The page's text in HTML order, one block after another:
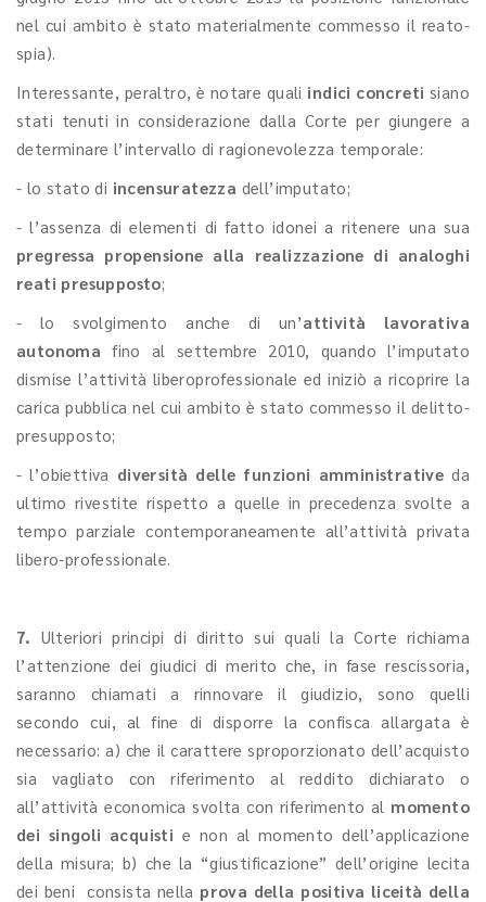
nel cui ambito è stato materialmente commesso il reato-
spia).
Interessante, peraltro, è notare quali indici concreti siano
stati tenuti in considerazione dalla Corte per giungere a
determinare l’intervallo di ragionevolezza temporale:
- lo stato di incensuratezza dell’imputato;
- l’assenza di elementi di fatto idonei a ritenere una sua
pregressa propensione alla realizzazione di analoghi
reati presupposto;
- lo svolgimento anche di un’attività lavorativa
autonomafino al settembre 2010, quando l’imputato
dismise l’attività libero­professionale ed iniziò a ricoprire la
carica pubblica nel cui ambito è stato commesso il delitto-
presupposto;
- l’obiettiva diversità delle funzioni amministrative da
ultimo rivestite rispetto a quelle in precedenza svolte a
tempo parziale contemporaneamente all’attività privata
libero-professionale.
7. Ulteriori principi di diritto sui quali la Corte richiama
l’attenzione dei giudici di merito che, in fase rescissoria,
saranno chiamati a rinnovare il giudizio, sono quelli
secondo cui, al fine di disporre la confisca allargata è
necessario: a) che il carattere sproporzionato dell’acquisto
sia vagliato con riferimento al reddito dichiarato o
all’attività economica svolta con riferimento al momento
dei singoli acquisti e non al momento dell’applicazione
della misura; b) che la “giustificazione” dell’origine lecita
dei beni consista nella prova della positiva liceità della